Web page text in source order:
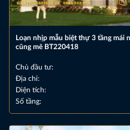
Loạn nhịp mẫu biệt thự 3 tầng mái
cũng mê BT220418
Chủ đầu tư:
Địa chỉ:
Diện tích:
Số tầng: